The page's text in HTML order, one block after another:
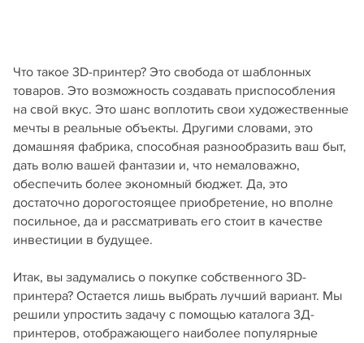
Что такое 3D-принтер? Это свобода от шаблонных
товаров. Это возможность создавать приспособления
на свой вкус. Это шанс воплотить свои художественные
мечты в реальные объекты. Другими словами, это
домашняя фабрика, способная разнообразить ваш быт,
дать волю вашей фантазии и, что немаловажно,
обеспечить более экономный бюджет. Да, это
достаточно дорогостоящее приобретение, но вполне
посильное, да и рассматривать его стоит в качестве
инвестиции в будущее.
Итак, вы задумались о покупке собственного 3D-
принтера? Остается лишь выбрать лучший вариант. Мы
решили упростить задачу с помощью каталога 3Д-
принтеров, отображающего наиболее популярные